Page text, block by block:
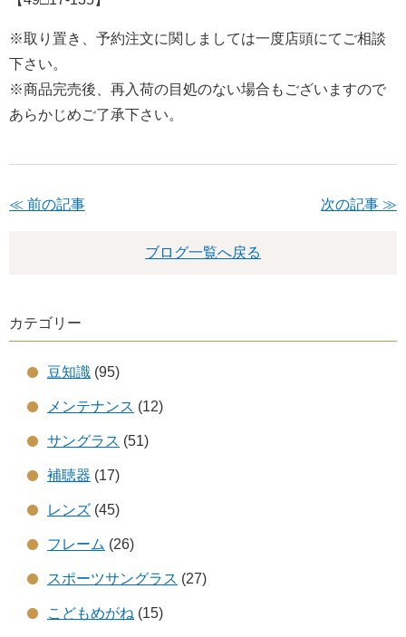
※取り置き、予約注文に関しましては一度店頭にてご相談
下さい。
※商品完売後、再入荷の目処のない場合もございますので
あらかじめご了承下さい。
≪ 前の記事 次の記事 ≫
ブログ一覧へ戻る
カテゴリー
豆知識 (95)
メンテナンス (12)
サングラス (51)
補聴器 (17)
レンズ (45)
フレーム (26)
スポーツサングラス (27)
こどもめがね (15)